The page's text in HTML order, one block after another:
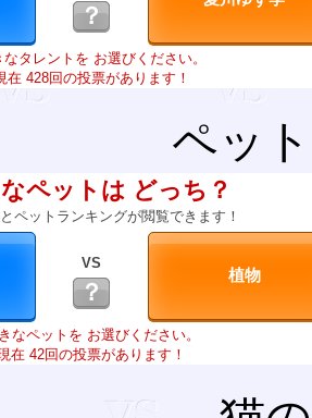
？
なタレントを お選びください。
在 428回の投票があります！
ペッ
ペットは どっち？
ペットランキングが閲覧できます！
VS
？
なペットを お選びください。
在 42回の投票があります！